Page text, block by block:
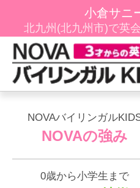
小倉サニ
北九州(北九州市)で英
NOVAバイリンガル
NOVAの強み
0歳から小学生まで